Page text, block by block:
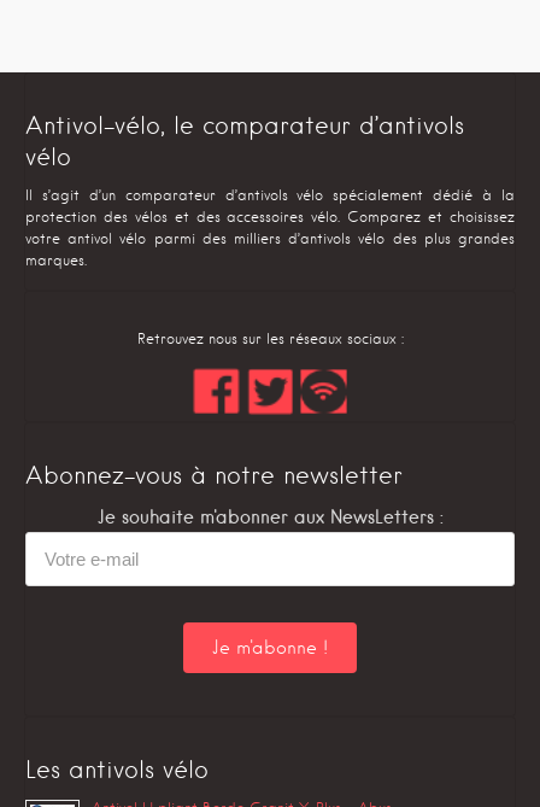
Antivol-vélo, le comparateur d’antivols
vélo
Il s’agit d’un comparateur d’antivols vélo spécialement dédié à la
protection des vélos et des accessoires vélo. Comparez et choisissez
votre antivol vélo parmi des milliers d’antivols vélo des plus grandes
marques.
Retrouvez nous sur les réseaux sociaux :
Abonnez-vous à notre newsletter
Je souhaite m'abonner aux NewsLetters :
Les antivols vélo